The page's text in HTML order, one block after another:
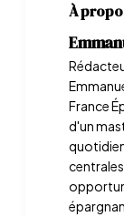
À
France
d'un